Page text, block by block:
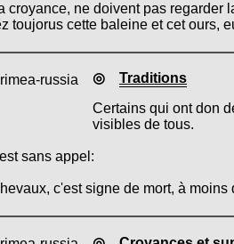
croyance, ne doivent pas
toujorus cette baleine et cet ours,
◎ Traditions
Certains qui ont don
visibles de tous.
sans appel:
c'est signe de mort, à